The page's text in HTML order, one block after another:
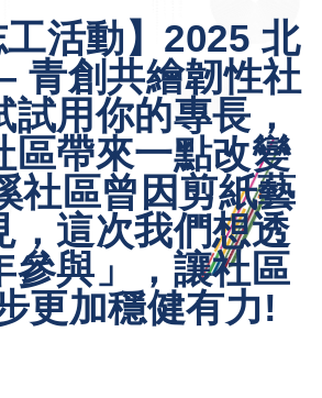
工活動】2025 北
青創共繪韌性社
試用你的專長，
區帶來一點改變
社區曾因剪紙藝
，這次我們想透
參與」，讓社區
更加穩健有力!